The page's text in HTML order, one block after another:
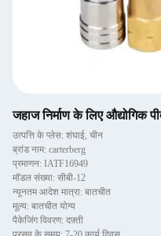
जहाज निर्माण के लिए औद्योगिक
उत्पत्ति के प्लेस: शंघाई, चीन
ब्रांड नाम: carterberg
प्रमाणन: IATF16949
मॉडल संख्या: सीबी-12
न्यूनतम आदेश मात्रा: बातचीत
मूल्य: बातचीत योग्य
पैकेजिंग विवरण: दफ़्ती